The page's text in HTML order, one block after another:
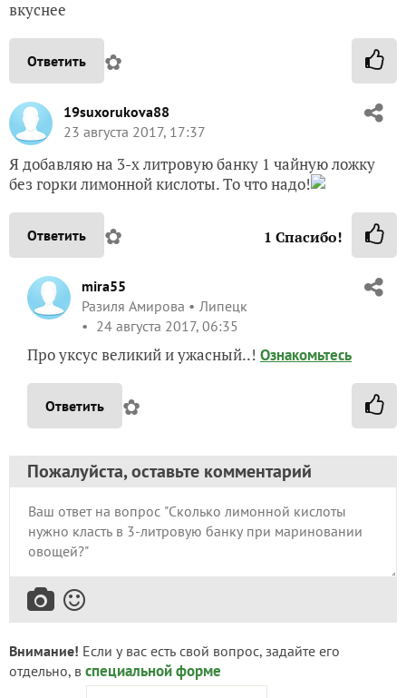
вкуснее
Ответить ✿
19suxorukova88
23 августа 2017, 17:37
Я добавляю на 3-х литровую банку 1 чайную ложку
без горки лимонной кислоты. То что надо!
Ответить ✿ 1 Спасибо!
mira55
Разиля Амирова
Липецк
24 августа 2017, 06:35
Про уксус великий и ужасный..! Ознакомьтесь
Ответить ✿
Пожалуйста, оставьте комментарий
Внимание! Если у вас есть свой вопрос, задайте его
отдельно, в специальной форме